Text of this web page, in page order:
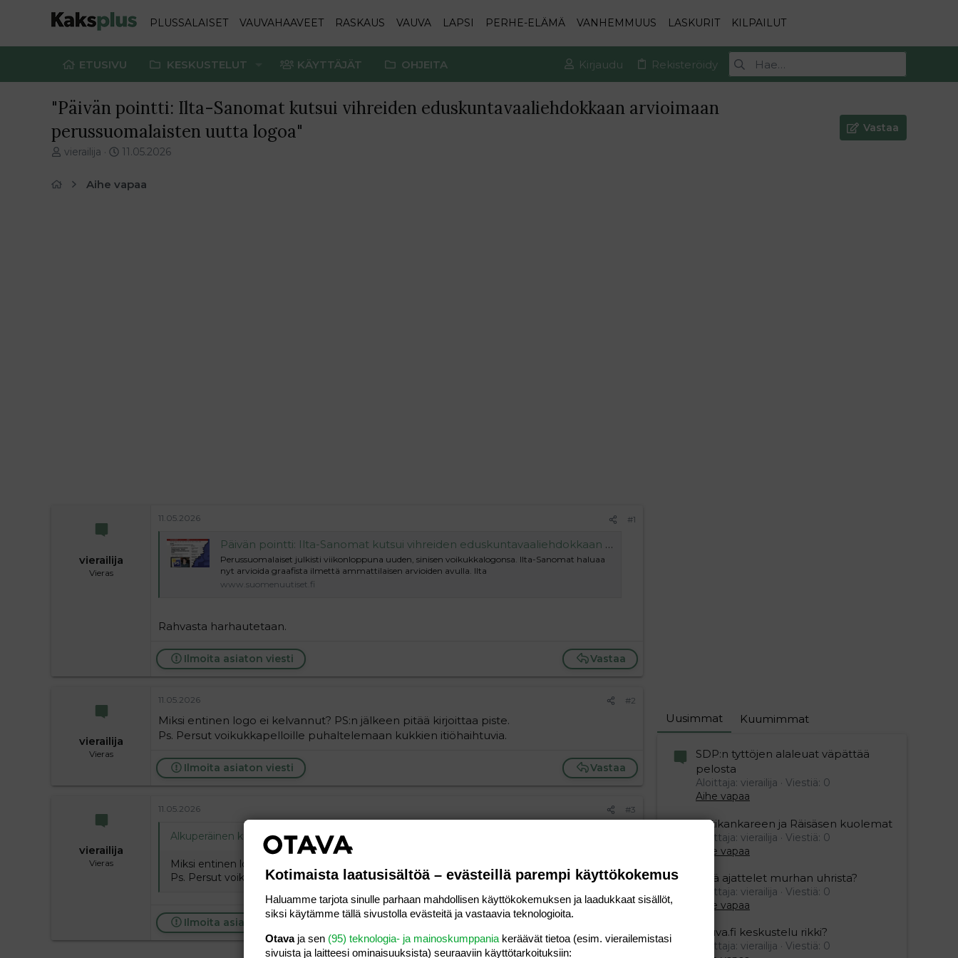
PLUSSALAISET VAUVAHAAVEET RASKAUS VAUVA LAPSI PERHE-ELÄMÄ VANHEMMUUS LASKURIT KILPAILUT
ETUSIVU KESKUSTELUT KÄYTTÄJÄT OHJEITA Kirjaudu Rekisteröidy
"Päivän pointti: Ilta-Sanomat kutsui vihreiden eduskuntavaaliehdokkaan arvioimaan
perussuomalaisten uutta logoa"
V
vierailija
E
i
11.05.2026
Vastaa
Aihe vapaa
vierailija
Vieras
11.05.2026 #1
Päivän pointti: Ilta-Sanomat kutsui vihreiden eduskuntavaaliehdokkaan arvioimaan perussuomalaisten uutta logoa - Suomen Uutiset
Perussuomalaiset julkisti viikonloppuna uuden, sinisen voikukkalogonsa. Ilta-Sanomat haluaa
nyt arvioida graafista ilmettä ammattilaisen arvioiden avulla. Ilta
www.suomenuutiset.fi
Rahvasta harhautetaan.
Vastaa
Ilmoita asiaton viesti
vierailija
Vieras
11.05.2026 #2
Miksi entinen logo ei kelvannut? PS:n jälkeen pitää kirjoittaa piste.
Ps. Persut voikukkapelloille puhaltelemaan kukkien itiöhaihtuvia.
Vastaa
Ilmoita asiaton viesti
vierailija
Vieras
11.05.2026 #3
Alkuperäinen kirjoittajavierailija :
Miksi entinen logo ei kelvannut? PS:n jälkeen pitää kirjoittaa piste.
Ps. Persut voikukkapelloille puhaltelemaan kukkien siemenhaituvia./korjasin
Ilmoita asiaton viesti
Uusimmat Kuumimmat
SDP:n tyttöjen alaleuat väpättää
pelosta
Aloittaja: vierailija
Viestiä: 0
Aihe vapaa
Ristikankareen ja Räisäsen kuolemat
Aloittaja: vierailija
Viestiä: 0
Aihe vapaa
Mitä ajattelet murhan uhrista?
Aloittaja: vierailija
Viestiä: 0
Aihe vapaa
Vauva.fi keskustelu rikki?
Aloittaja: vierailija
Viestiä: 0
Kotimaista laatusisältöä – evästeillä parempi käyttökokemus
Haluamme tarjota sinulle parhaan mahdollisen käyttökokemuksen ja laadukkaat sisällöt,
siksi käytämme tällä sivustolla evästeitä ja vastaavia teknologioita.
Otavaja sen (95) teknologia- ja mainoskumppania keräävät tietoa (esim. vierailemis­tasi
sivuista ja laitteesi ominaisuuk­sista) seuraaviin käyttötarkoituksiin: